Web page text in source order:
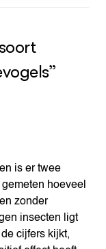
is er twee
hoeveel
zonder
insecten ligt
cijfers kijkt,